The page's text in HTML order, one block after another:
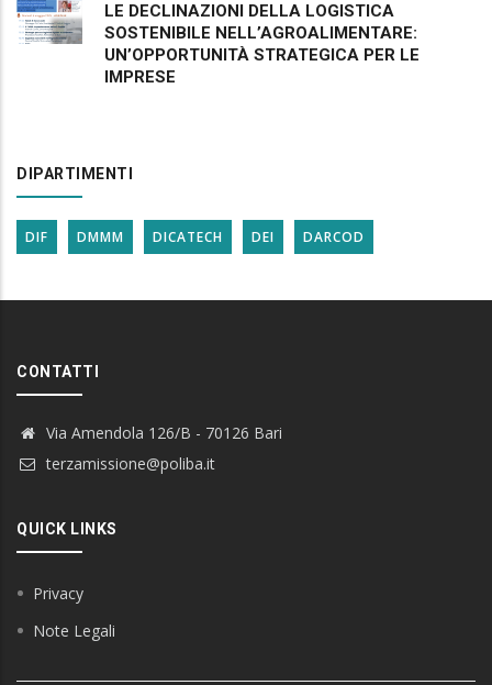
LE DECLINAZIONI DELLA LOGISTICA
SOSTENIBILE NELL’AGROALIMENTARE:
UN’OPPORTUNITÀ STRATEGICA PER LE
IMPRESE
DIPARTIMENTI
DIF DMMM DICATECH DEI DARCOD
CONTATTI
Via Amendola 126/B - 70126 Bari
terzamissione@poliba.it
QUICK LINKS
Privacy
Note Legali